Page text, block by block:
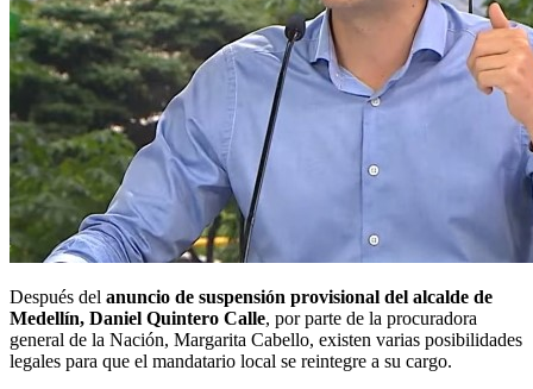
Después del anuncio de suspensión provisional del alcalde de
Medellín, Daniel Quintero Calle, por parte de la procuradora
general de la Nación, Margarita Cabello, existen varias posibilidades
legales para que el mandatario local se reintegre a su cargo.